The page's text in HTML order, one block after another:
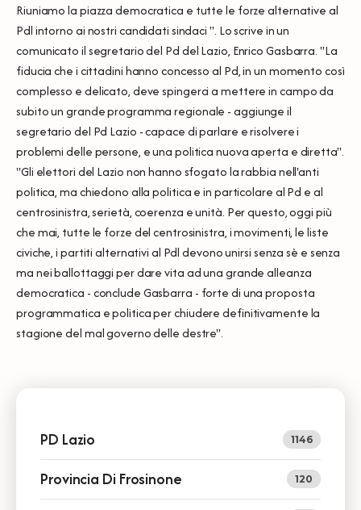
Riuniamo la piazza democratica e tutte le forze alternative al
Pdl intorno ai nostri candidati sindaci ". Lo scrive in un
comunicato il segretario del Pd del Lazio, Enrico Gasbarra. "La
fiducia che i cittadini hanno concesso al Pd, in un momento così
complesso e delicato, deve spingerci a mettere in campo da
subito un grande programma regionale - aggiunge il
segretario del Pd Lazio - capace di parlare e risolvere i
problemi delle persone, e una politica nuova aperta e diretta".
"Gli elettori del Lazio non hanno sfogato la rabbia nell'anti
politica, ma chiedono alla politica e in particolare al Pd e al
centrosinistra, serietà, coerenza e unità. Per questo, oggi più
che mai, tutte le forze del centrosinistra, i movimenti, le liste
civiche, i partiti alternativi al Pdl devono unirsi senza sè e senza
ma nei ballottaggi per dare vita ad una grande alleanza
democratica - conclude Gasbarra - forte di una proposta
programmatica e politica per chiudere definitivamente la
stagione del mal governo delle destre".
PD Lazio 1146
Provincia Di Frosinone 120